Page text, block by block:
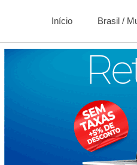
Início Brasil /